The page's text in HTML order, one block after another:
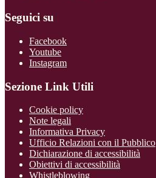
Seguici su
Facebook
Youtube
Instagram
Sezione Link Utili
Cookie policy
Note legali
Informativa Privacy
Ufficio Relazioni con il Pubblico
Dichiarazione di accessibilità
Obiettivi di accessibilità
Whistleblowing